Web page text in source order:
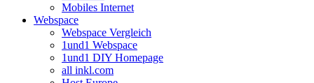
Mobiles Internet
Webspace
Webspace Vergleich
1und1 Webspace
1und1 DIY Homepage
all inkl.com